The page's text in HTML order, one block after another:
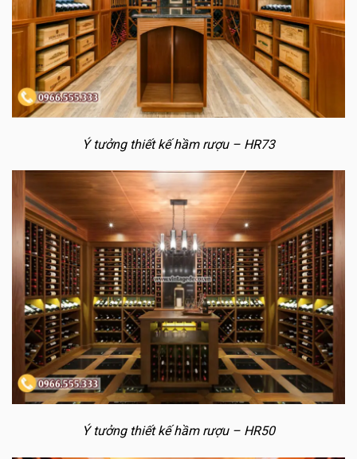
Ý tưởng thiết kế hầm rượu – HR73
Ý tưởng thiết kế hầm rượu – HR50